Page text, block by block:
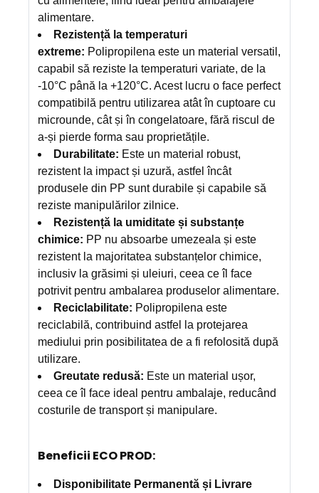
alimentare.
Rezistență la temperaturi
extreme: Polipropilena este un material versatil,
capabil să reziste la temperaturi variate, de la
-10°C până la +120°C. Acest lucru o face perfect
compatibilă pentru utilizarea atât în cuptoare cu
microunde, cât și în congelatoare, fără riscul de
a-și pierde forma sau proprietățile.
Durabilitate: Este un material robust,
rezistent la impact și uzură, astfel încât
produsele din PP sunt durabile și capabile să
reziste manipulărilor zilnice.
Rezistență la umiditate și substanțe
chimice: PP nu absoarbe umezeala și este
rezistent la majoritatea substanțelor chimice,
inclusiv la grăsimi și uleiuri, ceea ce îl face
potrivit pentru ambalarea produselor alimentare.
Reciclabilitate: Polipropilena este
reciclabilă, contribuind astfel la protejarea
mediului prin posibilitatea de a fi refolosită după
utilizare.
Greutate redusă: Este un material ușor,
ceea ce îl face ideal pentru ambalaje, reducând
costurile de transport și manipulare.
Beneficii ECO PROD:
Disponibilitate Permanentă și Livrare